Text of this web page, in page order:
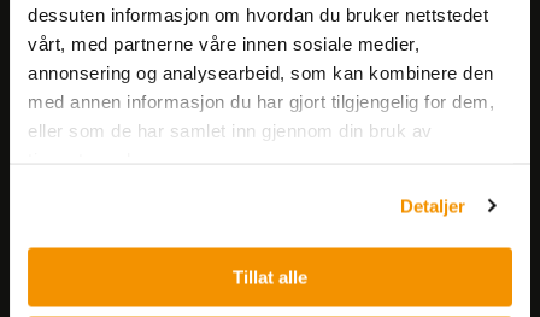
dessuten informasjon om hvordan du bruker nettstedet
vårt, med partnerne våre innen sosiale medier,
annonsering og analysearbeid, som kan kombinere den
med annen informasjon du har gjort tilgjengelig for dem,
eller som de har samlet inn gjennom din bruk av
Detaljer
Tillat alle
Meld på nyhetsbrev
Nils Hansens vei 8